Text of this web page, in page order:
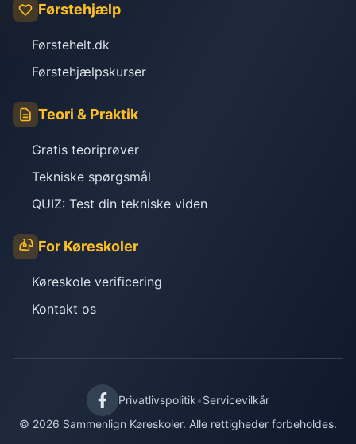
Førstehjælp
Førstehelt.dk
Førstehjælpskurser
Teori & Praktik
Gratis teoriprøver
Tekniske spørgsmål
QUIZ: Test din tekniske viden
For Køreskoler
Køreskole verificering
Kontakt os
Privatlivspolitik•Servicevilkår
© 2026 Sammenlign Køreskoler. Alle rettigheder forbeholdes.